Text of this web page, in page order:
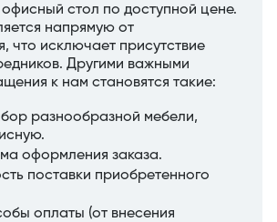
стол по доступной цене.
напрямую от
что исключает присутствие
Другими важными
к нам становятся такие:
разнообразной мебели,
оформления заказа.
поставки приобретенного
оплаты (от внесения